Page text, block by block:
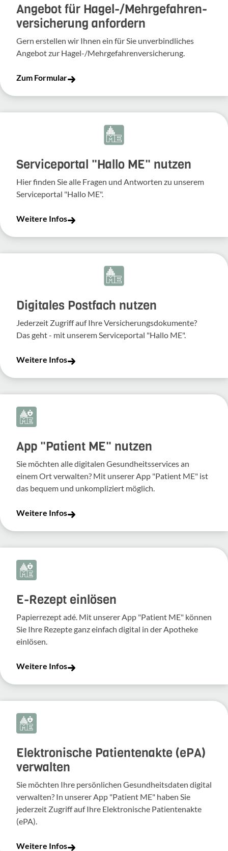
Angebot für Hagel-­/Mehrgefahren­
versicherung anfordern
Gern erstellen wir Ihnen ein für Sie unverbindliches
Angebot zur Hagel-/Mehrgefahrenversicherung.
Zum Formular
Serviceportal "Hallo ME" nutzen
Hier finden Sie alle Fragen und Antworten zu unserem
Serviceportal "Hallo ME".
Weitere Infos
Digitales Postfach nutzen
Jederzeit Zugriff auf Ihre Versicherungsdokumente?
Das geht - mit unserem Serviceportal "Hallo ME".
Weitere Infos
App "Patient ME" nutzen
Sie möchten alle digitalen Gesundheitsservices an
einem Ort verwalten? Mit unserer App "Patient ME" ist
das bequem und unkompliziert möglich.
Weitere Infos
E-Rezept einlösen
Papierrezept adé. Mit unserer App "Patient ME" können
Sie Ihre Rezepte ganz einfach digital in der Apotheke
einlösen.
Weitere Infos
Elektronische Patientenakte (ePA)
verwalten
Sie möchten Ihre persönlichen Gesundheitsdaten digital
verwalten? In unserer App "Patient ME" haben Sie
jederzeit Zugriff auf Ihre Elektronische Patientenakte
(ePA).
Weitere Infos